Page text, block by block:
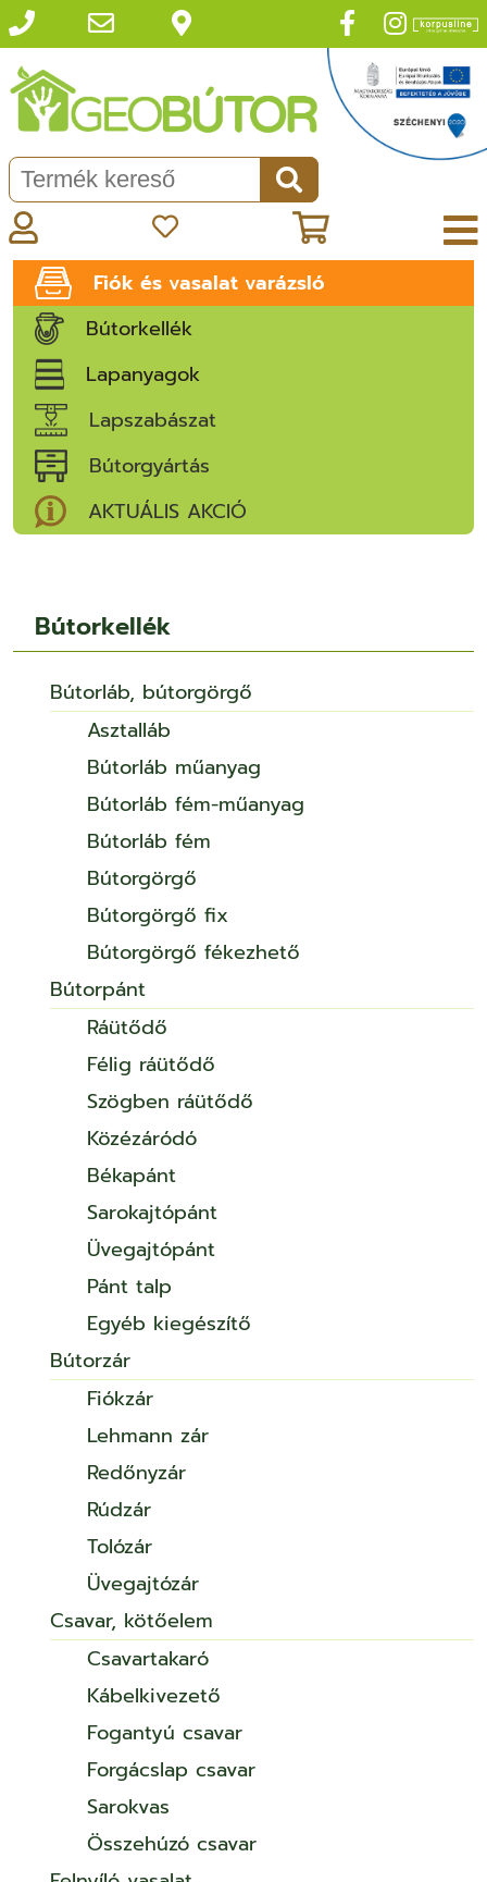
Fiók és vasalat varázsló
Bútorkellék
Lapanyagok
Lapszabászat
Bútorgyártás
AKTUÁLIS AKCIÓ
Bútorkellék
Bútorláb, bútorgörgő
Asztalláb
Bútorláb műanyag
Bútorláb fém-műanyag
Bútorláb fém
Bútorgörgő
Bútorgörgő fix
Bútorgörgő fékezhető
Bútorpánt
Ráütődő
Félig ráütődő
Szögben ráütődő
Közézáródó
Békapánt
Sarokajtópánt
Üvegajtópánt
Pánt talp
Egyéb kiegészítő
Bútorzár
Fiókzár
Lehmann zár
Redőnyzár
Rúdzár
Tolózár
Üvegajtózár
Csavar, kötőelem
Csavartakaró
Kábelkivezető
Fogantyú csavar
Forgácslap csavar
Sarokvas
Összehúzó csavar